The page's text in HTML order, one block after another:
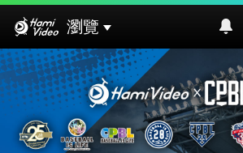
瀏覽